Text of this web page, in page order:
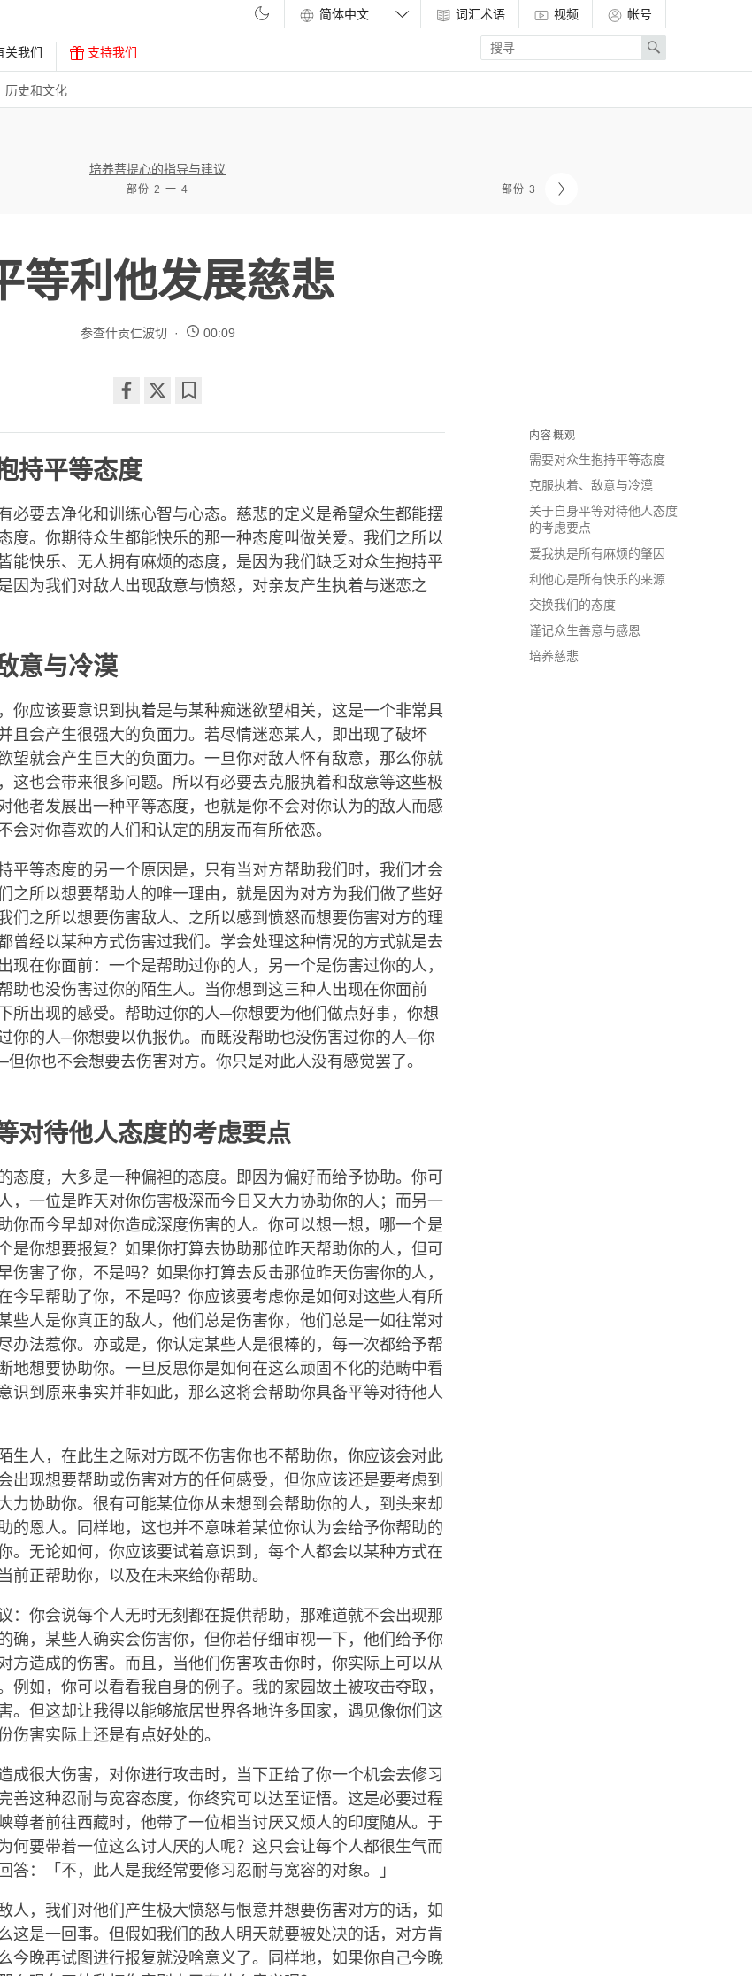
历史和文化
关我们 支持我们
词汇术语 视频
帐号
Enter
search
term
Search
培养菩提心的指导与建议
部份 2 一 4 部份 3
等利他发展慈悲
参查什贡仁波切 00:09
on
facebook
内容概观
需要对众生抱持平等态度
克服执着、敌意与冷漠
关于自身平等对待他人态度
的考虑要点
爱我执是所有麻烦的肇因
利他心是所有快乐的来源
交换我们的态度
谨记众生善意与感恩
培养慈悲
持平等态度
必要去净化和训练心智与心态。慈悲的定义是希望众生都能摆
度。你期待众生都能快乐的那一种态度叫做关爱。我们之所以
能快乐、无人拥有麻烦的态度，是因为我们缺乏对众生抱持平
因为我们对敌人出现敌意与愤怒，对亲友产生执着与迷恋之
意与冷漠
你应该要意识到执着是与某种痴迷欲望相关，这是一个非常具
且会产生很强大的负面力。若尽情迷恋某人，即出现了破坏
望就会产生巨大的负面力。一旦你对敌人怀有敌意，那么你就
这也会带来很多问题。所以有必要去克服执着和敌意等这些极
他者发展出一种平等态度，也就是你不会对你认为的敌人而感
会对你喜欢的人们和认定的朋友而有所依恋。
平等态度的另一个原因是，只有当对方帮助我们时，我们才会
之所以想要帮助人的唯一理由，就是因为对方为我们做了些好
们之所以想要伤害敌人、之所以感到愤怒而想要伤害对方的理
曾经以某种方式伤害过我们。学会处理这种情况的方式就是去
现在你面前：一个是帮助过你的人，另一个是伤害过你的人，
助也没伤害过你的陌生人。当你想到这三种人出现在你面前
所出现的感受。帮助过你的人─你想要为他们做点好事，你想
你的人─你想要以仇报仇。而既没帮助也没伤害过你的人─你
你也不会想要去伤害对方。你只是对此人没有感觉罢了。
对待他人态度的考虑要点
态度，大多是一种偏袒的态度。即因为偏好而给予协助。你可
，一位是昨天对你伤害极深而今日又大力协助你的人；而另一
你而今早却对你造成深度伤害的人。你可以想一想，哪一个是
是你想要报复？如果你打算去协助那位昨天帮助你的人，但可
伤害了你，不是吗？如果你打算去反击那位昨天伤害你的人，
今早帮助了你，不是吗？你应该要考虑你是如何对这些人有所
些人是你真正的敌人，他们总是伤害你，他们总是一如往常对
办法惹你。亦或是，你认定某些人是很棒的，每一次都给予帮
地想要协助你。一旦反思你是如何在这么顽固不化的范畴中看
识到原来事实并非如此，那么这将会帮助你具备平等对待他人
生人，在此生之际对方既不伤害你也不帮助你，你应该会对此
出现想要帮助或伤害对方的任何感受，但你应该还是要考虑到
力协助你。很有可能某位你从未想到会帮助你的人，到头来却
的恩人。同样地，这也并不意味着某位你认为会给予你帮助的
。无论如何，你应该要试着意识到，每个人都会以某种方式在
前正帮助你，以及在未来给你帮助。
：你会说每个人无时无刻都在提供帮助，那难道就不会出现那
确，某些人确实会伤害你，但你若仔细审视一下，他们给予你
方造成的伤害。而且，当他们伤害攻击你时，你实际上可以从
例如，你可以看看我自身的例子。我的家园故土被攻击夺取，
。但这却让我得以能够旅居世界各地许多国家，遇见像你们这
伤害实际上还是有点好处的。
成很大伤害，对你进行攻击时，当下正给了你一个机会去修习
善这种忍耐与宽容态度，你终究可以达至证悟。这是必要过程
尊者前往西藏时，他带了一位相当讨厌又烦人的印度随从。于
何要带着一位这么讨人厌的人呢？这只会让每个人都很生气而
答：「不，此人是我经常要修习忍耐与宽容的对象。」
人，我们对他们产生极大愤怒与恨意并想要伤害对方的话，如
这是一回事。但假如我们的敌人明天就要被处决的话，对方肯
今晚再试图进行报复就没啥意义了。同样地，如果你自己今晚